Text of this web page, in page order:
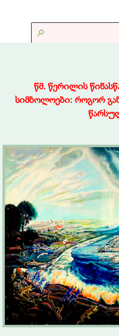
წმ. წერილის
სიმბოლოები: როგორ